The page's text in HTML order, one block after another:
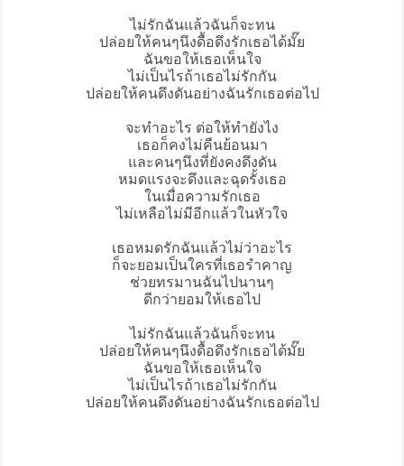
ไม่รักฉันแล้วฉันก็จะทน
ปล่อยให้คนๆนึงดื้อดึงรักเธอได้มั๊ย
ฉันขอให้เธอเห็นใจ
ไม่เป็นไรถ้าเธอไม่รักกัน
ปล่อยให้คนดึงดันอย่างฉันรักเธอต่อไป
จะทำอะไร ต่อให้ทำยังไง
เธอก็คงไม่คืนย้อนมา
และคนๆนึงที่ยังคงดึงดัน
หมดแรงจะดึงและฉุดรั้งเธอ
ในเมื่อความรักเธอ
ไม่เหลือไม่มีอีกแล้วในหัวใจ
เธอหมดรักฉันแล้วไม่ว่าอะไร
ก็จะยอมเป็นใครที่เธอรำคาญ
ช่วยทรมานฉันไปนานๆ
ดีกว่ายอมให้เธอไป
ไม่รักฉันแล้วฉันก็จะทน
ปล่อยให้คนๆนึงดื้อดึงรักเธอได้มั๊ย
ฉันขอให้เธอเห็นใจ
ไม่เป็นไรถ้าเธอไม่รักกัน
ปล่อยให้คนดึงดันอย่างฉันรักเธอต่อไป